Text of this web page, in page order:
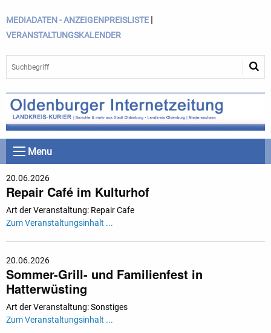
MEDIADATEN - ANZEIGENPREISLISTE |
VERANSTALTUNGSKALENDER
Menu
20.06.2026
Repair Café im Kulturhof
Art der Veranstaltung: Repair Cafe
Zum Veranstaltungsinhalt ...
20.06.2026
Sommer-Grill- und Familienfest in
Hatterwüsting
Art der Veranstaltung: Sonstiges
Zum Veranstaltungsinhalt ...